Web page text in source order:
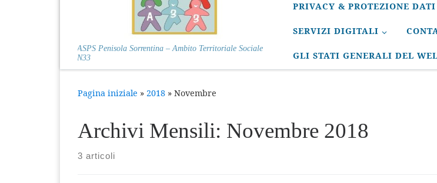
ASPS Penisola Sorrentina – Ambito Territoriale Sociale
N33
PRIVACY & PROTEZIONE DATI
SERVIZI DIGITALI
GLI STATI GENERALI DEL
Pagina iniziale » 2018 » Novembre
Archivi Mensili: Novembre 2018
3 articoli